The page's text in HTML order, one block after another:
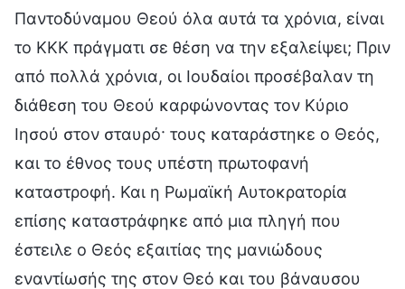
Παντοδύναμου Θεού όλα αυτά τα χρόνια, είναι
το ΚΚΚ πράγματι σε θέση να την εξαλείψει; Πριν
από πολλά χρόνια, οι Ιουδαίοι προσέβαλαν τη
διάθεση του Θεού καρφώνοντας τον Κύριο
Ιησού στον σταυρό· τους καταράστηκε ο Θεός,
και το έθνος τους υπέστη πρωτοφανή
καταστροφή. Και η Ρωμαϊκή Αυτοκρατορία
επίσης καταστράφηκε από μια πληγή που
έστειλε ο Θεός εξαιτίας της μανιώδους
εναντίωσής της στον Θεό και του βάναυσου